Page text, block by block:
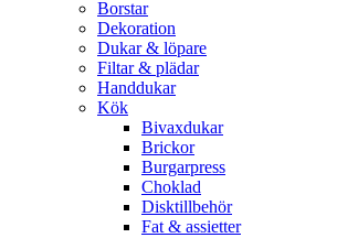
Borstar
Dekoration
Dukar & löpare
Filtar & plädar
Handdukar
Kök
Bivaxdukar
Brickor
Burgarpress
Choklad
Disktillbehör
Fat & assietter